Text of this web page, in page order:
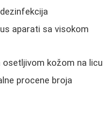
aparati sa visokom
osetljivom kožom na licu
procene broja